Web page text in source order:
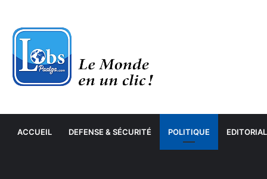
ACCUEIL DEFENSE & SÉCURITÉ POLITIQUE EDITORIAL